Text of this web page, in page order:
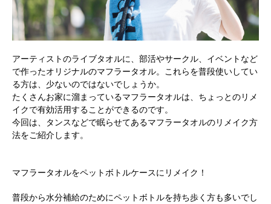
アーティストのライブタオルに、部活やサークル、イベントなど
で作ったオリジナルのマフラータオル。これらを普段使いしてい
る方は、少ないのではないでしょうか。
たくさんお家に溜まっているマフラータオルは、ちょっとのリメ
イクで有効活用することができるのです。
今回は、タンスなどで眠らせてあるマフラータオルのリメイク方
法をご紹介します。
マフラータオルをペットボトルケースにリメイク！
普段から水分補給のためにペットボトルを持ち歩く方も多いでし